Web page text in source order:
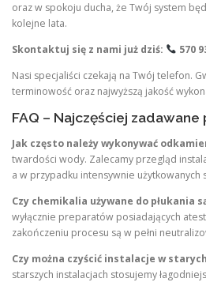
oraz w spokoju ducha, że Twój system
kolejne lata.
Skontaktuj się z nami już dziś:
570
Nasi specjaliści czekają na Twój telefon.
terminowość oraz najwyższą jakość
FAQ – Najczęściej zadawane
Jak często należy wykonywać
twardości wody. Zalecamy przegląd
a w przypadku intensywnie użytkowanych
Czy chemikalia używane do płukania
wyłącznie preparatów posiadających
zakończeniu procesu są w pełni
Czy można czyścić instalacje w
starszych instalacjach stosujemy